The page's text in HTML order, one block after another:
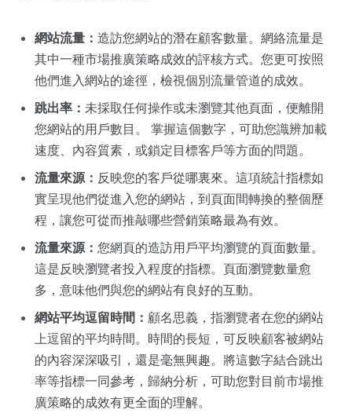
網站流量： 造訪您網站的潛在顧客數量。網絡流量是
其中一種市場推廣策略成效的評核方式。您更可按照
他們進入網站的途徑，檢視個別流量管道的成效。
跳出率： 未採取任何操作或未瀏覽其他頁面，便離開
您網站的用戶數目。 掌握這個數字，可助您識辨加載
速度、內容質素，或鎖定目標客戶等方面的問題。
流量來源： 反映您的客戶從哪裏來。這項統計指標如
實呈現他們從進入您的網站，到頁面間轉換的整個歷
程，讓您可從而推敲哪些營銷策略最為有效。
流量來源： 您網頁的造訪用戶平均瀏覽的頁面數量。
這是反映瀏覽者投入程度的指標。頁面瀏覽數量愈
多，意味他們與您的網站有良好的互動。
網站平均逗留時間： 顧名思義，指瀏覽者在您的網站
上逗留的平均時間。時間的長短，可反映顧客被網站
的內容深深吸引，還是毫無興趣。將這數字結合跳出
率等指標一同參考，歸納分析，可助您對目前市場推
廣策略的成效有更全面的理解。